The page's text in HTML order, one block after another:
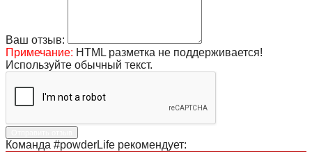
Ваш отзыв:
Примечание: HTML разметка не поддерживается!
Используйте обычный текст.
Команда #powderLife рекомендует: